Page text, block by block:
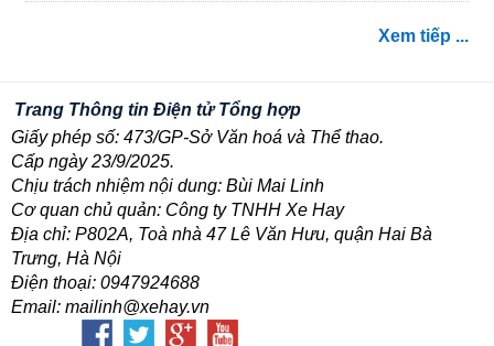
Xem tiếp ...
Trang Thông tin Điện tử Tổng hợp
Giấy phép số: 473/GP-Sở Văn hoá và Thể thao.
Cấp ngày 23/9/2025.
Chịu trách nhiệm nội dung: Bùi Mai Linh
Cơ quan chủ quản: Công ty TNHH Xe Hay
Địa chỉ: P802A, Toà nhà 47 Lê Văn Hưu, quận Hai Bà
Trưng, Hà Nội
Điện thoại: 0947924688
Email: mailinh@xehay.vn